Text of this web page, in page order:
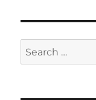
Search
for: